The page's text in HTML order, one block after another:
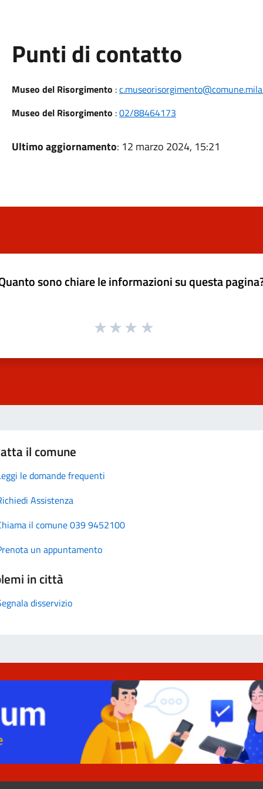
Punti di contatto
Museo del Risorgimento :
Museo del Risorgimento :02/88464173
Ultimo aggiornamento: 12 marzo 2024, 15:21
sono chiare le informazioni su questa
il comune
le domande frequenti
Assistenza
il comune 039 9452100
un appuntamento
in città
disservizio